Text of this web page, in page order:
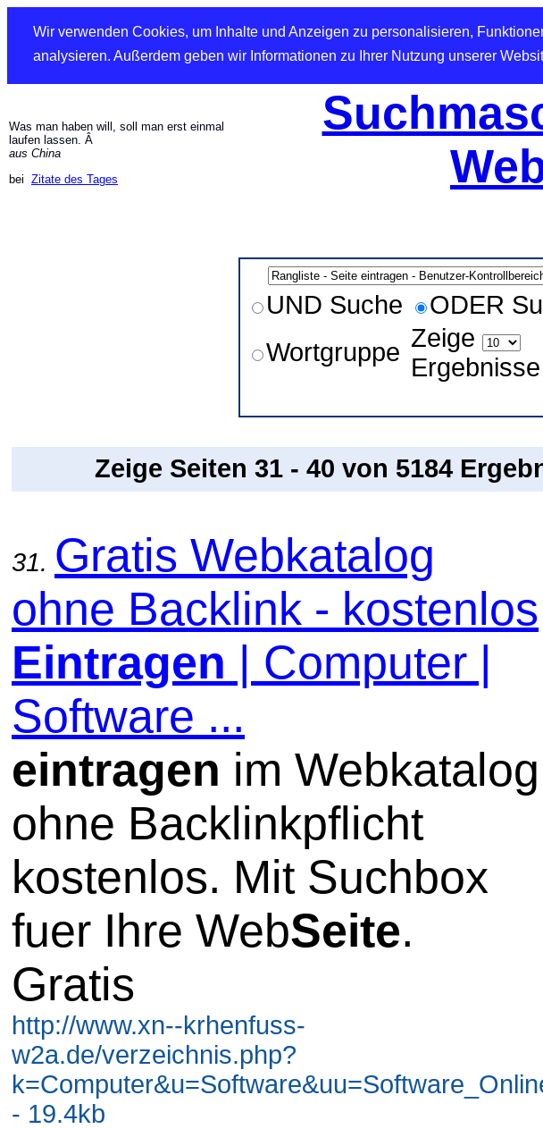
Wir verwenden Cookies, um Inhalte und Anzeigen zu personalisieren,
analysieren. Außerdem geben wir Informationen zu Ihrer Nutzung unserer
Was man haben will, soll man erst einmal
laufen lassen. Â
aus China
bei Zitate des Tages
UND Suche
ODER
Wortgruppe Zeige
Ergebnisse
Zeige Seiten 31 - 40 von 5184
31. Gratis Webkatalog
ohne Backlink - kostenlos
Eintragen | Computer |
Software ...
eintragen im Webkatalog
ohne Backlinkpflicht
kostenlos. Mit Suchbox
fuer Ihre WebSeite.
Gratis
http://www.xn--krhenfuss-
w2a.de/verzeichnis.php?
- 19.4kb